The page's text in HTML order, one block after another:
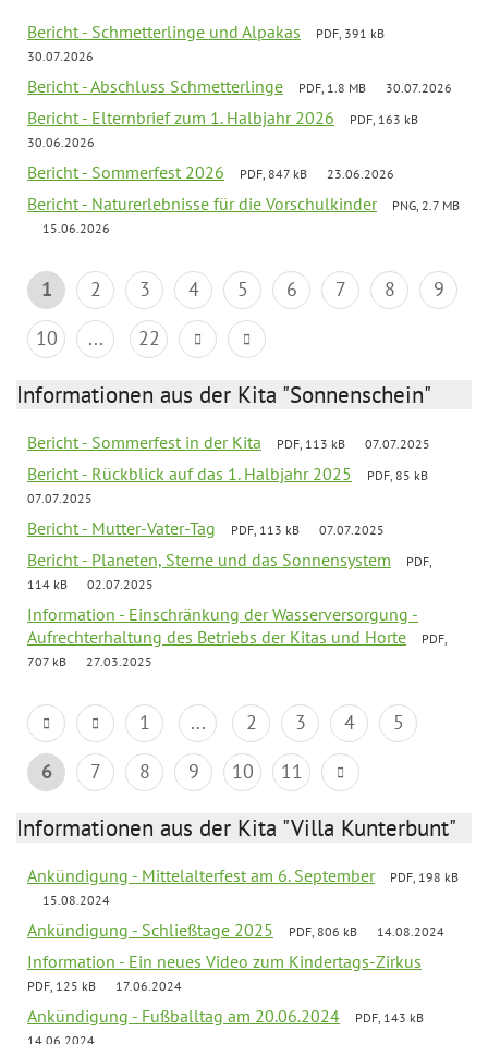
Bericht - Schmetterlinge und Alpakas
PDF, 391 kB
30.07.2026
Bericht - Abschluss Schmetterlinge PDF, 1.8 MB 30.07.2026
Bericht - Elternbrief zum 1. Halbjahr 2026
PDF, 163 kB
30.06.2026
Bericht - Sommerfest 2026 PDF, 847 kB 23.06.2026
Bericht - Naturerlebnisse für die Vorschulkinder
PNG, 2.7 MB
15.06.2026
1 2 3 4 5 6 7 8
9
10
... 22
Informationen aus der Kita "Sonnenschein"
Bericht - Sommerfest in der Kita PDF, 113 kB 07.07.2025
Bericht - Rückblick auf das 1. Halbjahr 2025
PDF, 85 kB
07.07.2025
Bericht - Mutter-Vater-Tag PDF, 113 kB 07.07.2025
Bericht - Planeten, Sterne und das Sonnensystem
PDF,
114 kB
02.07.2025
Information - Einschränkung der Wasserversorgung -
Aufrechterhaltung des Betriebs der Kitas und Horte
PDF,
707 kB
27.03.2025
1 ... 2 3 4
5
6
7 8 9 10 11
Informationen aus der Kita "Villa Kunterbunt"
Ankündigung - Mittelalterfest am 6. September
PDF, 198 kB
15.08.2024
Ankündigung - Schließtage 2025 PDF, 806 kB 14.08.2024
Information - Ein neues Video zum Kindertags-Zirkus
PDF, 125 kB 17.06.2024
Ankündigung - Fußballtag am 20.06.2024
PDF, 143 kB
14.06.2024